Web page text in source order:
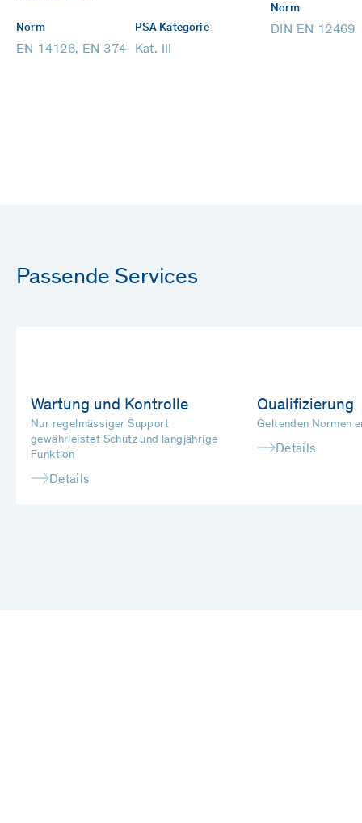
Norm
EN 14126, EN 374
PSA Kategorie
Kat. III
Norm
DIN EN 12469
Passende Services
Wartung und Kontrolle
Nur regelmässiger Support
gewährleistet Schutz und langjährige
Funktion
Details
Qualifizierung
Geltenden Normen
Details